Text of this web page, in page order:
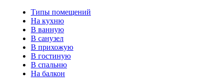
Типы помещений
На кухню
В ванную
В санузел
В прихожую
В гостиную
В спальню
На балкон